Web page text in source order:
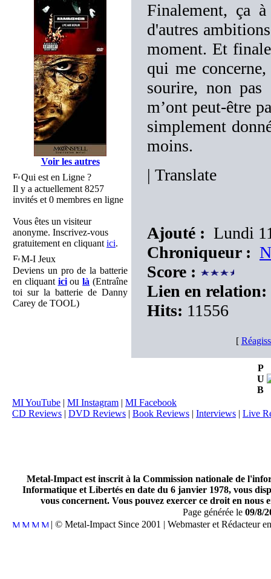
Voir les autres
Qui est en Ligne ?
Il y a actuellement 8257
invités et 0 membres en ligne
Vous êtes un visiteur
anonyme. Inscrivez-vous
gratuitement en cliquant ici.
M-I Jeux
Deviens un pro de la batterie
en cliquant icioulà (Entraîne
toi sur la batterie de Danny
Carey de TOOL)
Finalement, ça
d'autres
moment. Et
qui me
sourire, non
m’ont peut-être
simplement
moins.
| Translate
Ajouté : Lundi
Chroniqueur :
Score :
Lien en relation:
Hits: 11556
[
P
U
B
MI YouTube | MI Instagram | MI Facebook
CD Reviews | DVD Reviews | Book Reviews | Interviews | Live
Metal-Impact est inscrit à la Commission nationale de
Informatique et Libertés en date du 6 janvier 1978, vous
vous concernent. Vous pouvez exercer ce droit en
Page générée le 09/8/
| © Metal-Impact Since 2001 | Webmaster et Rédacteur